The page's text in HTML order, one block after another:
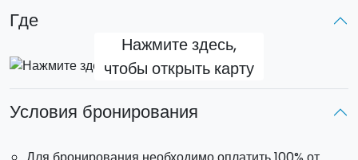
Где
Нажмите здесь,
чтобы открыть карту
Условия бронирования